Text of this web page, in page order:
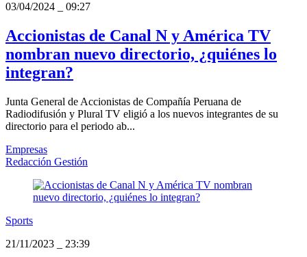
03/04/2024
09:27
Accionistas de Canal N y América TV
nombran nuevo directorio, ¿quiénes lo
integran?
Junta General de Accionistas de Compañía Peruana de
Radiodifusión y Plural TV eligió a los nuevos integrantes de su
directorio para el periodo ab...
Empresas
Redacción Gestión
Sports
21/11/2023
23:39